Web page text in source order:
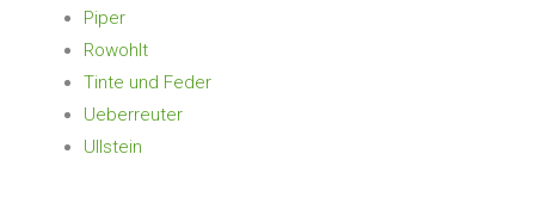
Piper
Rowohlt
Tinte und Feder
Ueberreuter
Ullstein